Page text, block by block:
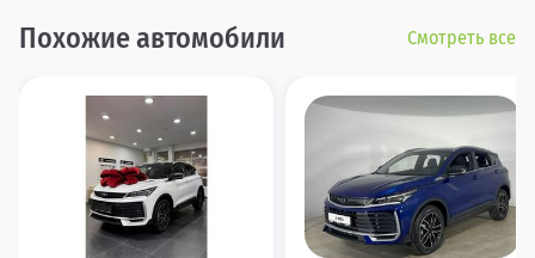
Похожие автомобили Смотреть все